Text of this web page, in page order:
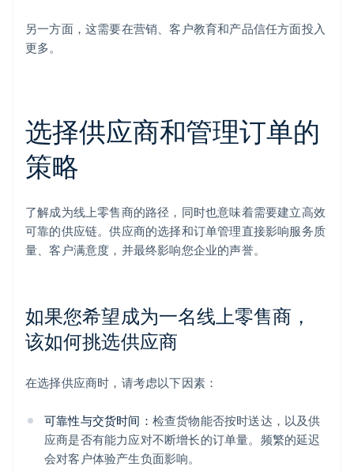
另一方面，这需要在营销、客户教育和产品信任方面投入
更多。
选择供应商和管理订单的
策略
了解成为线上零售商的路径，同时也意味着需要建立高效
可靠的供应链。供应商的选择和订单管理直接影响服务质
量、客户满意度，并最终影响您企业的声誉。
如果您希望成为一名线上零售商，
该如何挑选供应商
在选择供应商时，请考虑以下因素：
可靠性与交货时间： 检查货物能否按时送达，以及供
应商是否有能力应对不断增长的订单量。频繁的延迟
会对客户体验产生负面影响。